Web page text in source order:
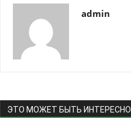
admin
ЭТО МОЖЕТ БЫТЬ ИНТЕРЕСНО